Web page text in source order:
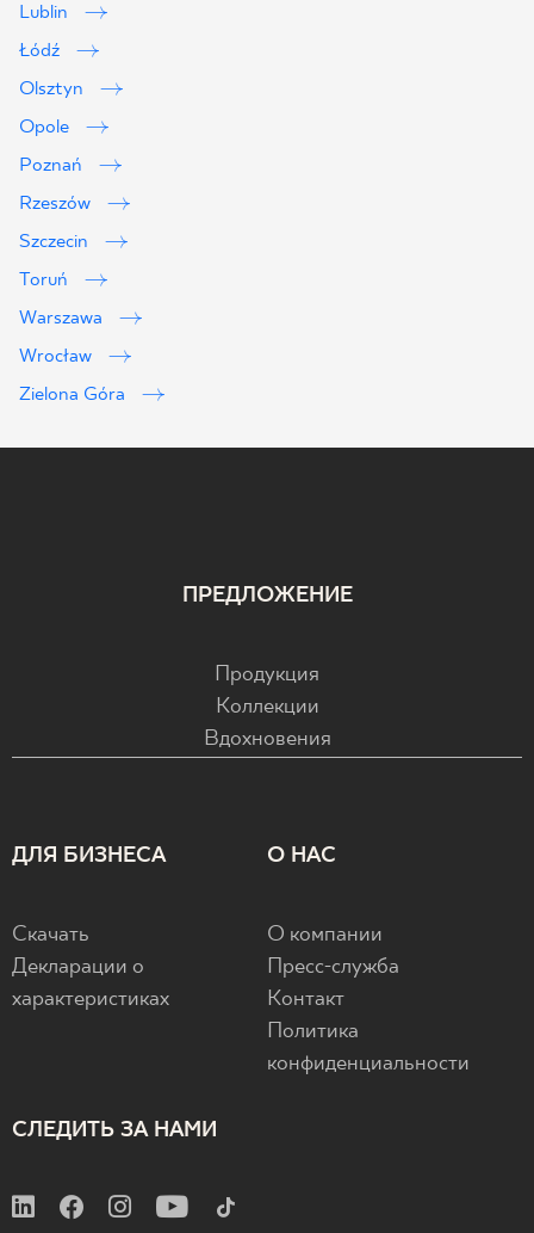
Lublin
Łódź
Olsztyn
Opole
Poznań
Rzeszów
Szczecin
Toruń
Warszawa
Wrocław
Zielona Góra
ПРЕДЛОЖЕНИЕ
Продукция
Коллекции
Вдохновения
ДЛЯ БИЗНЕСА
Скачать
Декларации о
характеристиках
О НАС
О компании
Пресс-служба
Контакт
Политика
конфиденциальности
СЛЕДИТЬ ЗА НАМИ